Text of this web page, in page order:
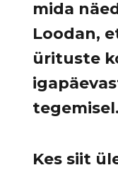
mida
Loodan,
ürituste
tegemisel.
Kes siit